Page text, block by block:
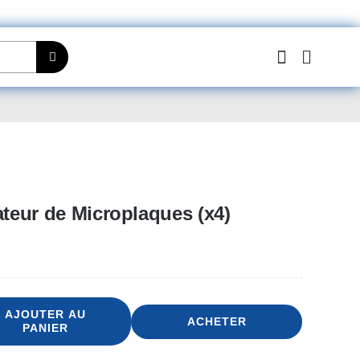
de Microplaques (x4)
AJOUTER AU
PANIER
ACHETER